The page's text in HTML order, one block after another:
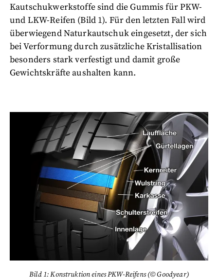
Kautschukwerkstoffe sind die Gummis für PKW-
und LKW-Reifen (Bild 1). Für den letzten Fall wird
überwiegend Naturkautschuk eingesetzt, der sich
bei Verformung durch zusätzliche Kristallisation
besonders stark verfestigt und damit große
Gewichtskräfte aushalten kann.
Bild 1: Konstruktion eines PKW-Reifens (© Goodyear)